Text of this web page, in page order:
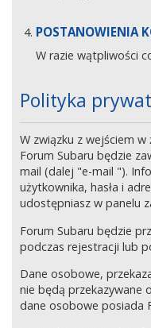
POSTANOWIENIA
W razie wątpliwości
Polityka
W związku z wejściem
Forum Subaru będzie
mail (dalej "e-mail ").
użytkownika, hasła i
udostępniasz w panelu
Forum Subaru będzie
podczas rejestracji lub
Dane osobowe,
nie będą przekazywane
dane osobowe posiada